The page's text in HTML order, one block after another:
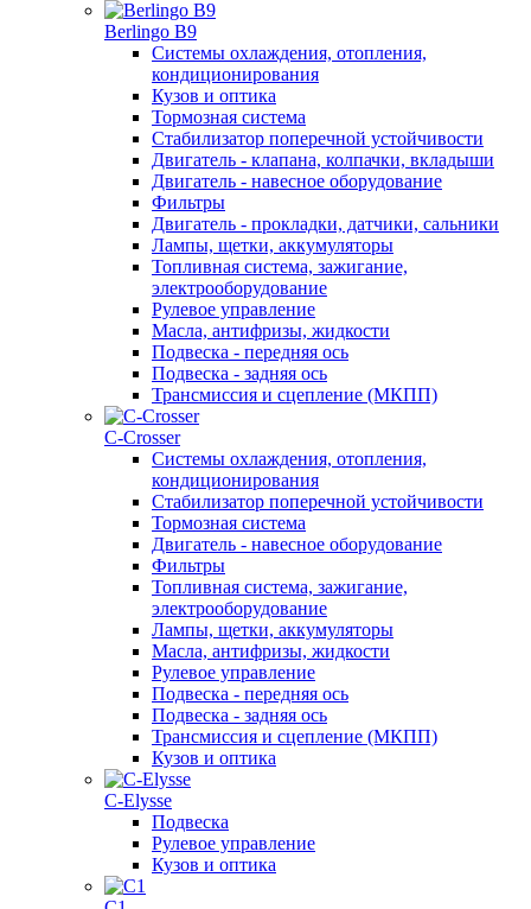
Berlingo B9
Системы охлаждения, отопления,
кондиционирования
Кузов и оптика
Тормозная система
Стабилизатор поперечной устойчивости
Двигатель - клапана, колпачки, вкладыши
Двигатель - навесное оборудование
Фильтры
Двигатель - прокладки, датчики, сальники
Лампы, щетки, аккумуляторы
Топливная система, зажигание,
электрооборудование
Рулевое управление
Масла, антифризы, жидкости
Подвеска - передняя ось
Подвеска - задняя ось
Трансмиссия и сцепление (МКПП)
С-Сrosser
Системы охлаждения, отопления,
кондиционирования
Стабилизатор поперечной устойчивости
Тормозная система
Двигатель - навесное оборудование
Фильтры
Топливная система, зажигание,
электрооборудование
Лампы, щетки, аккумуляторы
Масла, антифризы, жидкости
Рулевое управление
Подвеска - передняя ось
Подвеска - задняя ось
Трансмиссия и сцепление (МКПП)
Кузов и оптика
C-Elysse
Подвеска
Рулевое управление
Кузов и оптика